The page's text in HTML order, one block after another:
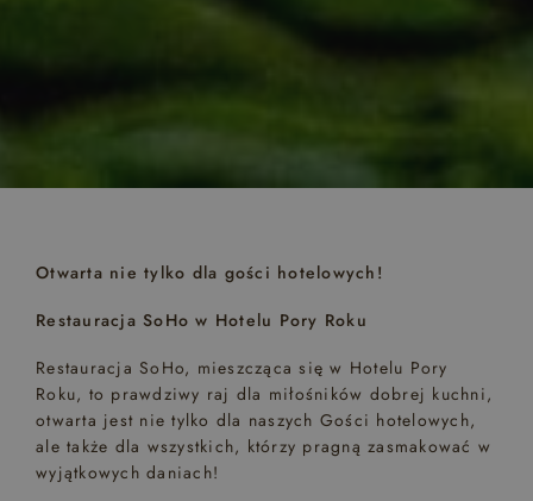
Otwarta nie tylko dla gości hotelowych!
Restauracja SoHo w Hotelu Pory Roku
Restauracja SoHo, mieszcząca się w Hotelu Pory
Roku, to prawdziwy raj dla miłośników dobrej kuchni,
otwarta jest nie tylko dla naszych Gości hotelowych,
ale także dla wszystkich, którzy pragną zasmakować w
wyjątkowych daniach!